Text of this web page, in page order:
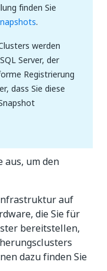
finden Sie
.
werden
Server, der
Registrierung
dass Sie diese
aus, um den
auf
die Sie für
bereitstellen,
dazu finden Sie